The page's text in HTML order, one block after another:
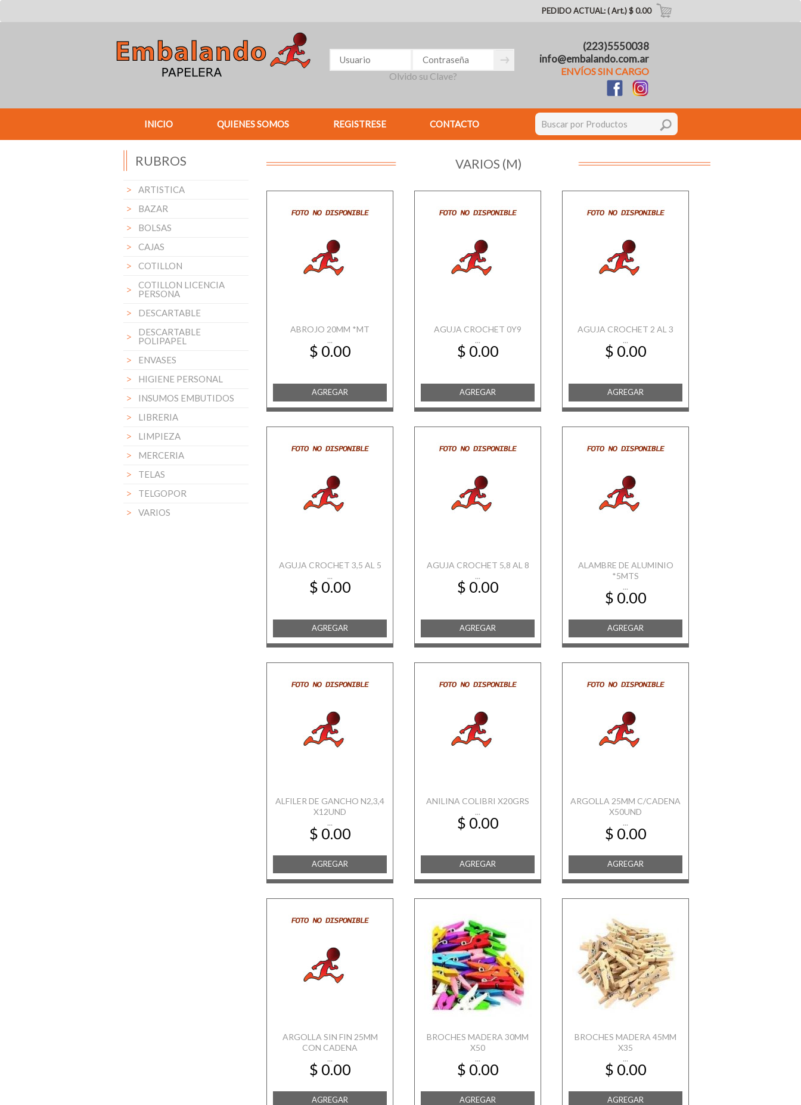
PEDIDO ACTUAL: ( Art.) $ 0.00
Olvido su Clave?
(223)5550038
info@embalando.com.ar
ENVÍOS SIN CARGO
INICIO QUIENES SOMOS REGISTRESE CONTACTO
RUBROS
ARTISTICA
BAZAR
BOLSAS
CAJAS
COTILLON
COTILLON LICENCIA
PERSONA
DESCARTABLE
DESCARTABLE
POLIPAPEL
ENVASES
HIGIENE PERSONAL
INSUMOS EMBUTIDOS
LIBRERIA
LIMPIEZA
MERCERIA
TELAS
TELGOPOR
VARIOS
VARIOS (M)
ABROJO 20MM *MT
...
$ 0.00
AGREGAR
AGUJA CROCHET 0Y9
...
$ 0.00
AGREGAR
AGUJA CROCHET 2 AL 3
...
$ 0.00
AGREGAR
AGUJA CROCHET 3,5 AL 5
...
$ 0.00
AGREGAR
AGUJA CROCHET 5,8 AL 8
...
$ 0.00
AGREGAR
ALAMBRE DE ALUMINIO
*5MTS
...
$ 0.00
AGREGAR
ALFILER DE GANCHO N2,3,4
X12UND
...
$ 0.00
AGREGAR
ANILINA COLIBRI X20GRS
...
$ 0.00
AGREGAR
ARGOLLA 25MM C/CADENA
X50UND
...
$ 0.00
AGREGAR
ARGOLLA SIN FIN 25MM
CON CADENA
...
$ 0.00
AGREGAR
BROCHES MADERA 30MM
X50
...
$ 0.00
AGREGAR
BROCHES MADERA 45MM
X35
...
$ 0.00
AGREGAR